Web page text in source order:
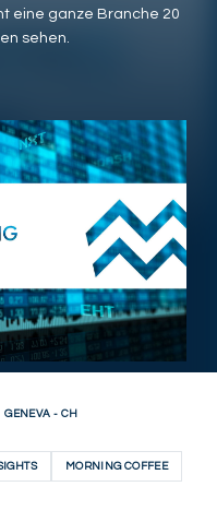
eine ganze Branche 20
sehen.
GENEVA - CH
MORNING COFFEE